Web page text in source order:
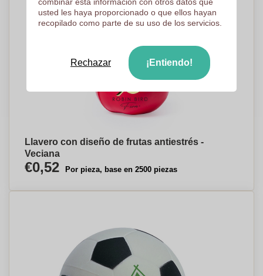
Llavero con diseño de frutas antiestrés -
Veciana
€0,52 Por pieza, base en 2500 piezas
usted les haya proporcionado o que ellos hayan
recopilado como parte de su uso de los servicios.
Rechazar ¡Entiendo!